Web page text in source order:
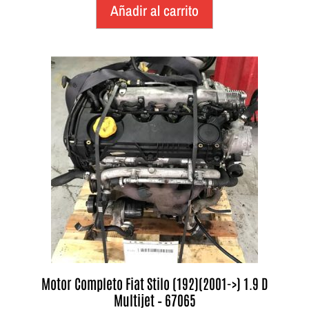
Añadir al carrito
Motor Completo Fiat Stilo (192)(2001->) 1.9 D
Multijet – 67065